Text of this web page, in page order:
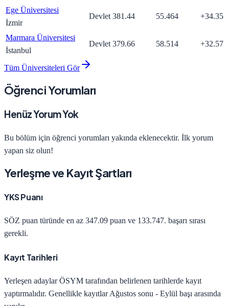
Ege Üniversitesi
İzmir
Devlet 381.44 55.464 +34.35
Marmara Üniversitesi
İstanbul
Devlet 379.66 58.514 +32.57
Tüm Üniversiteleri Gör
Öğrenci Yorumları
Henüz Yorum Yok
Bu bölüm için öğrenci yorumları yakında eklenecektir. İlk yorum
yapan siz olun!
Yerleşme ve Kayıt Şartları
YKS Puanı
SÖZ puan türünde en az 347.09 puan ve 133.747. başarı sırası
gerekli.
Kayıt Tarihleri
Yerleşen adaylar ÖSYM tarafından belirlenen tarihlerde kayıt
yaptırmalıdır. Genellikle kayıtlar Ağustos sonu - Eylül başı arasında